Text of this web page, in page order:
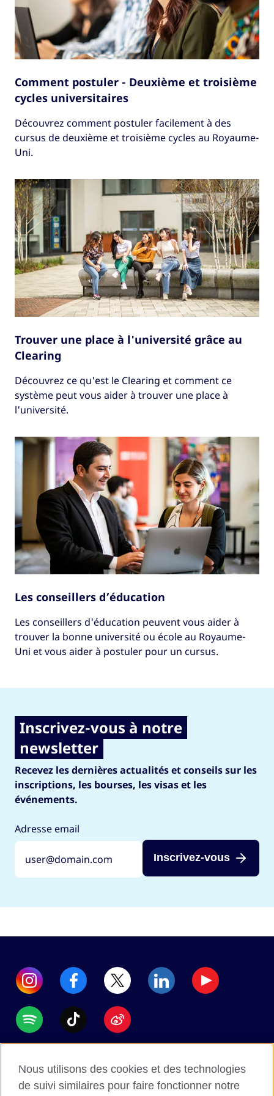
Comment postuler - Deuxième et troisième
cycles universitaires
Découvrez comment postuler facilement à des
cursus de deuxième et troisième cycles au Royaume-
Uni.
Trouver une place à l'université grâce au
Clearing
Découvrez ce qu'est le Clearing et comment ce
système peut vous aider à trouver une place à
l'université.
Les conseillers d’éducation
Les conseillers d'éducation peuvent vous aider à
trouver la bonne université ou école au Royaume-
Uni et vous aider à postuler pour un cursus.
Inscrivez-vous à notre
newsletter
Recevez les dernières actualités et conseils sur les
inscriptions, les bourses, les visas et les
événements.
Adresse email
Inscrivez-vous
Data protection
Nous utilisons des cookies et des technologies
de suivi similaires pour faire fonctionner notre